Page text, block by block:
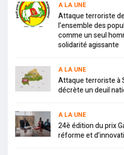
A LA UNE
Attaque terroriste
l’ensemble des
comme un seul
solidarité agissante
A LA UNE
Attaque terroriste à
décrète un deuil
A LA UNE
24è édition du prix
réforme et